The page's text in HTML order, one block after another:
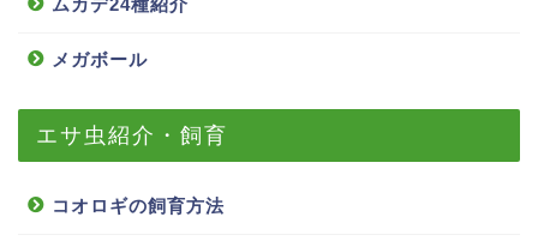
ムカデ24種紹介
メガボール
エサ虫紹介・飼育
コオロギの飼育方法